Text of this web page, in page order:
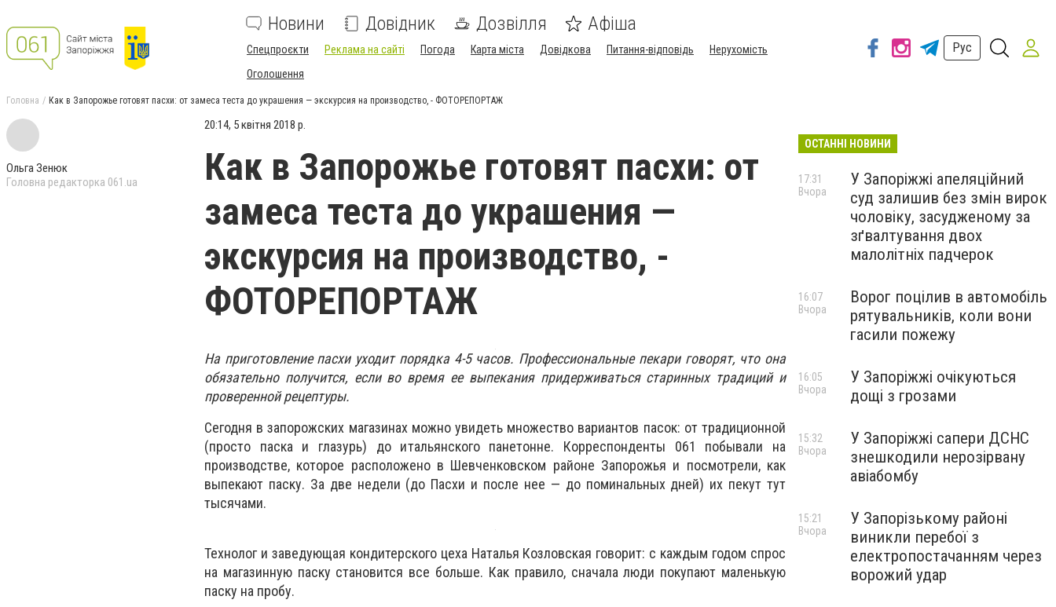
Новини Довідник Дозвілля Афіша
Спецпроєкти Реклама на сайті Погода Карта міста Довідкова Питання-відповідь
Нерухомість
Оголошення
Рус
Головна Как в Запорожье готовят пасхи: от замеса теста до украшения — экскурсия на производство, - ФОТОРЕПОРТАЖ
Ольга Зенюк
Головна редакторка 061.ua
20:14, 5 квітня 2018 р.
Как в Запорожье готовят пасхи: от
замеса теста до украшения —
экскурсия на производство, -
ФОТОРЕПОРТАЖ
На приготовление пасхи уходит порядка 4-5 часов. Профессиональные пекари говорят, что она
обязательно получится, если во время ее выпекания придерживаться старинных традиций и
проверенной рецептуры.
Сегодня в запорожских магазинах можно увидеть множество вариантов пасок: от традиционной
(просто паска и глазурь) до итальянского панетонне. Корреспонденты 061 побывали на
производстве, которое расположено в Шевченковском районе Запорожья и посмотрели, как
выпекают паску. За две недели (до Пасхи и после нее — до поминальных дней) их пекут тут
тысячами.
Технолог и заведующая кондитерского цеха Наталья Козловская говорит: с каждым годом спрос
на магазинную паску становится все больше. Как правило, сначала люди покупают маленькую
паску на пробу.
ОСТАННІ НОВИНИ
У Запоріжжі апеляційний
суд залишив без змін вирок
чоловіку, засудженому за
зґвалтування двох
малолітніх падчерок
17:31
Вчора
Ворог поцілив в автомобіль
рятувальників, коли вони
гасили пожежу
16:07
Вчора
У Запоріжжі очікуються
дощі з грозами
16:05
Вчора
У Запоріжжі сапери ДСНС
знешкодили нерозірвану
авіабомбу
15:32
Вчора
У Запорізькому районі
виникли перебої з
електропостачанням через
ворожий удар
15:21
Вчора